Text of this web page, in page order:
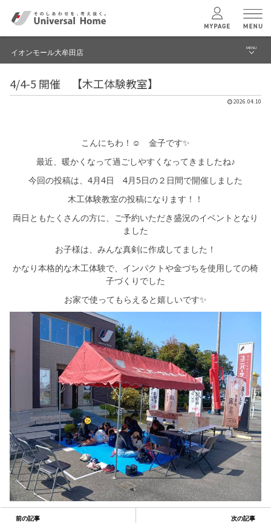
ユニバーサル ホームの特長
テクノロジー
建築実例
検索・見学予約
シミュレーション
家づくりの知識
企業情報
お問い合わせ
イオンモール大牟田店 MENU
ブログ
モデルハウス見学予約
4/4-5 開催 【木工体験教室】
2026.04.10
こんにちわ！☺ 金子です✨
最近、暖かくなって過ごしやすくなってきましたね♪
今回の投稿は、4月4日 4月5日の２日間で開催しました
木工体験教室の投稿になります！！
両日ともたくさんの方に、ご予約いただき盛況のイベントとなり
ました
お子様は、みんな真剣に作成してました！
かなり本格的な木工体験で、インパクトや金づちを使用しての椅
子づくりでした
お家で使ってもらえると嬉しいです✨
前の記事 次の記事